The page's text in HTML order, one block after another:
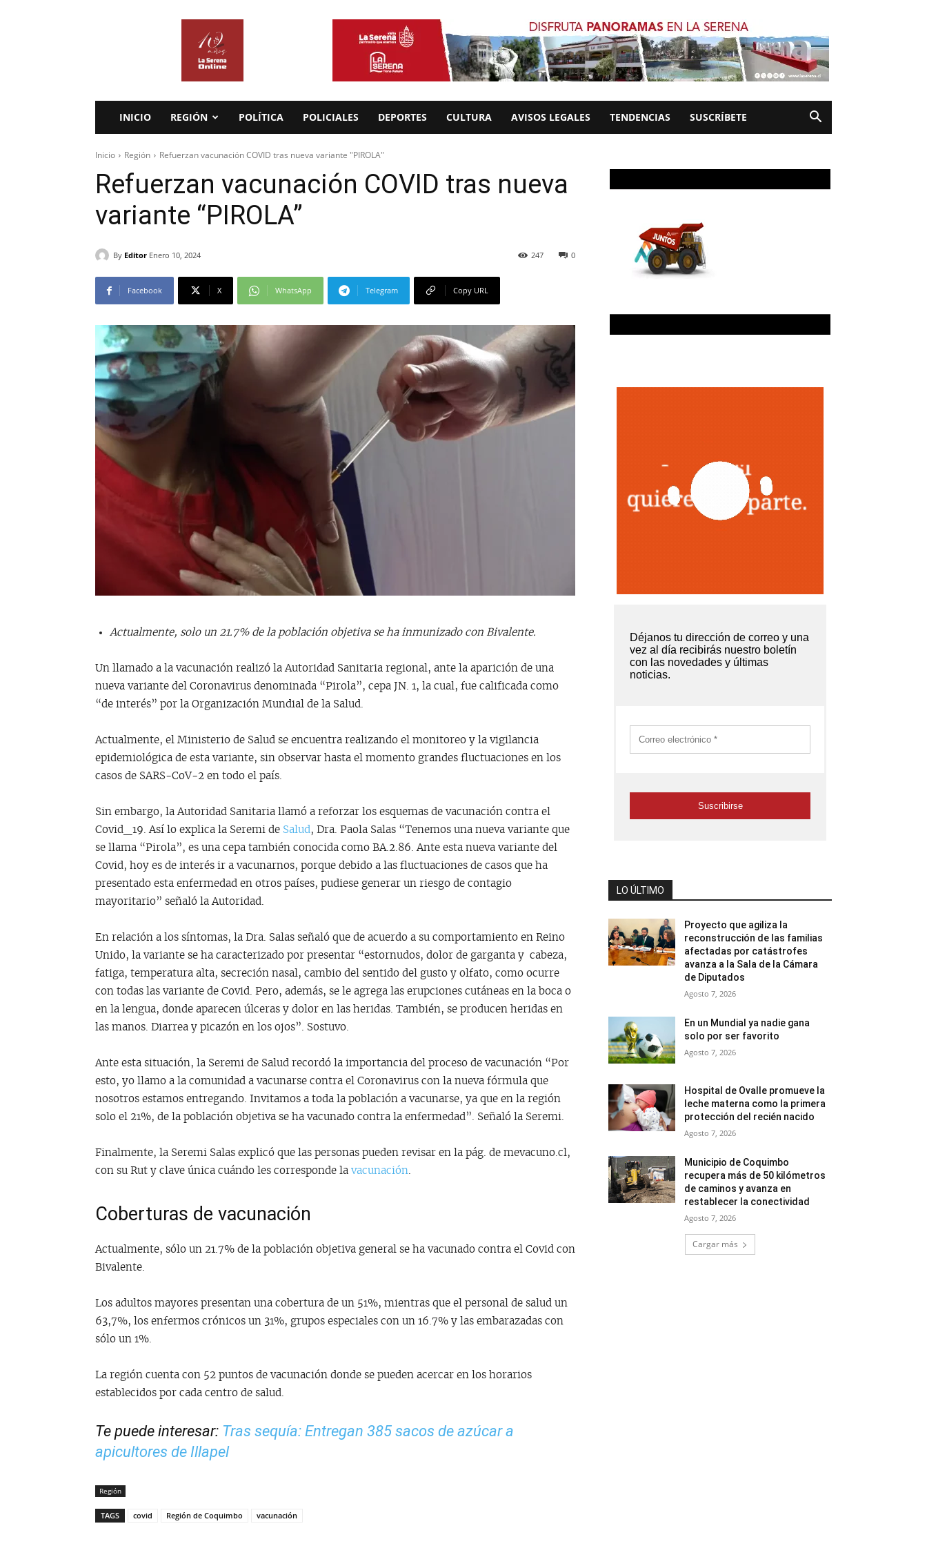
INICIO REGIÓN POLÍTICA POLICIALES DEPORTES CULTURA AVISOS LEGALES TENDENCIAS SUSCRÍBETE
Inicio Región Refuerzan vacunación COVID tras nueva variante "PIROLA"
Refuerzan vacunación COVID tras nueva
variante “PIROLA”
By Editor Enero 10, 2024 0
247
Facebook X WhatsApp Telegram Copy URL
Actualmente, solo un 21.7% de la población objetiva se ha inmunizado con Bivalente.
Un llamado a la vacunación realizó la Autoridad Sanitaria regional, ante la aparición de una
nueva variante del Coronavirus denominada “Pirola”, cepa JN. 1, la cual, fue calificada como
“de interés” por la Organización Mundial de la Salud.
Actualmente, el Ministerio de Salud se encuentra realizando el monitoreo y la vigilancia
epidemiológica de esta variante, sin observar hasta el momento grandes fluctuaciones en los
casos de SARS-CoV-2 en todo el país.
Sin embargo, la Autoridad Sanitaria llamó a reforzar los esquemas de vacunación contra el
Covid_19. Así lo explica la Seremi de Salud, Dra. Paola Salas “Tenemos una nueva variante que
se llama “Pirola”, es una cepa también conocida como BA.2.86. Ante esta nueva variante del
Covid, hoy es de interés ir a vacunarnos, porque debido a las fluctuaciones de casos que ha
presentado esta enfermedad en otros países, pudiese generar un riesgo de contagio
mayoritario” señaló la Autoridad.
En relación a los síntomas, la Dra. Salas señaló que de acuerdo a su comportamiento en Reino
Unido, la variante se ha caracterizado por presentar “estornudos, dolor de garganta y cabeza,
fatiga, temperatura alta, secreción nasal, cambio del sentido del gusto y olfato, como ocurre
con todas las variante de Covid. Pero, además, se le agrega las erupciones cutáneas en la boca o
en la lengua, donde aparecen úlceras y dolor en las heridas. También, se producen heridas en
las manos. Diarrea y picazón en los ojos”. Sostuvo.
Ante esta situación, la Seremi de Salud recordó la importancia del proceso de vacunación “Por
esto, yo llamo a la comunidad a vacunarse contra el Coronavirus con la nueva fórmula que
nosotros estamos entregando. Invitamos a toda la población a vacunarse, ya que en la región
solo el 21%, de la población objetiva se ha vacunado contra la enfermedad”. Señaló la Seremi.
Finalmente, la Seremi Salas explicó que las personas pueden revisar en la pág. de mevacuno.cl,
con su Rut y clave única cuándo les corresponde la vacunación.
Coberturas de vacunación
Actualmente, sólo un 21.7% de la población objetiva general se ha vacunado contra el Covid con
Bivalente.
Los adultos mayores presentan una cobertura de un 51%, mientras que el personal de salud un
63,7%, los enfermos crónicos un 31%, grupos especiales con un 16.7% y las embarazadas con
sólo un 1%.
La región cuenta con 52 puntos de vacunación donde se pueden acercar en los horarios
establecidos por cada centro de salud.
Te puede interesar: Tras sequía: Entregan 385 sacos de azúcar a
apicultores de Illapel
Región
TAGS covid Región de Coquimbo vacunación
LO ÚLTIMO
Proyecto que agiliza la
reconstrucción de las familias
afectadas por catástrofes
avanza a la Sala de la Cámara
de Diputados
Agosto 7, 2026
En un Mundial ya nadie gana
solo por ser favorito
Agosto 7, 2026
Hospital de Ovalle promueve la
leche materna como la primera
protección del recién nacido
Agosto 7, 2026
Municipio de Coquimbo
recupera más de 50 kilómetros
de caminos y avanza en
restablecer la conectividad
Agosto 7, 2026
Cargar más